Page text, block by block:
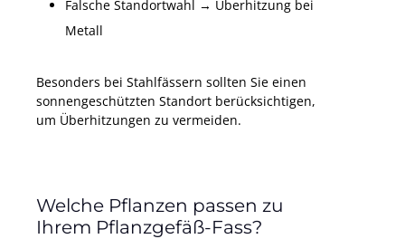
Falsche Standortwahl → Überhitzung bei
Metall
Besonders bei Stahlfässern sollten Sie einen
sonnengeschützten Standort berücksichtigen,
um Überhitzungen zu vermeiden.
Welche Pflanzen passen zu
Ihrem Pflanzgefäß-Fass?